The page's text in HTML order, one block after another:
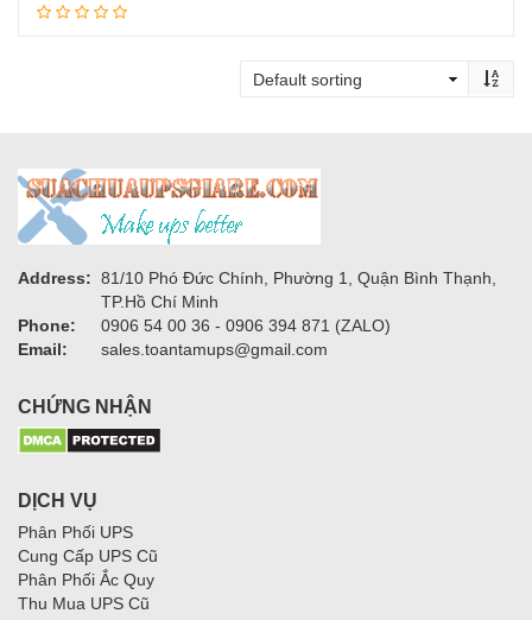
17,500,000₫.
17,000,000₫.
Address: 81/10 Phó Đức Chính, Phường 1, Quận Bình Thạnh,
TP.Hồ Chí Minh
Phone:
0906 54 00 36 - 0906 394 871 (ZALO)
Email:
sales.toantamups@gmail.com
CHỨNG NHẬN
DỊCH VỤ
Phân Phối UPS
Cung Cấp UPS Cũ
Phân Phối Ắc Quy
Thu Mua UPS Cũ